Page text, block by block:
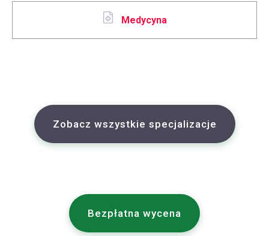
Medycyna
Zobacz wszystkie specjalizacje
Bezpłatna wycena